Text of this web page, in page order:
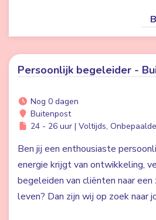
Persoonlijk begeleider -
Nog 0 dagen
Buitenpost
24 - 26 uur | Voltijds,
Ben jij een enthousiaste
energie krijgt van ontwikkeling,
begeleiden van cliënten naar
leven? Dan zijn wij op zoek naar